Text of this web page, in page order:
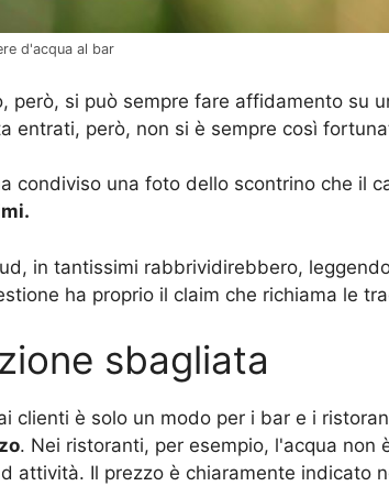
d'acqua al bar
però, si può sempre fare affidamento su
entrati, però, non si è sempre così
condiviso una foto dello scontrino che il
in tantissimi rabbrividirebbero,
ha proprio il claim che richiama le
sbagliata
ai clienti è solo un modo per i bar e i
. Nei ristoranti, per esempio, l'acqua
attività. Il prezzo è chiaramente indicato